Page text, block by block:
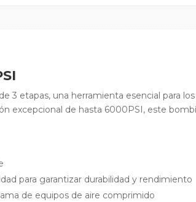
3 etapas, una herramienta esencial para
excepcional de hasta 6000PSI, este
para garantizar durabilidad y rendimiento
de equipos de aire comprimido